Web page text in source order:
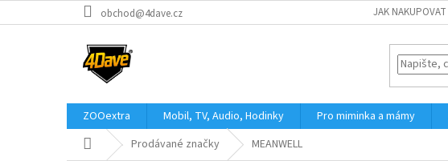
na
obchod@4dave.cz JAK NAKUPOVAT
ZOOextra Mobil, TV, Audio, Hodinky Pro miminka a mámy
Domů Prodávané značky MEANWELL